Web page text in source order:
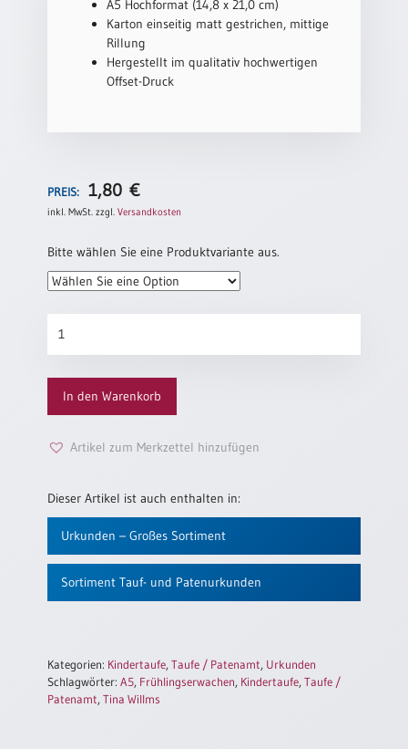
Eheschliessung
Hochzeitsjubiläum
Abendmahlszulassung
Urkunden
Einzelposter
Hefte
Jahreslosung
Restbestände
A5 Hochformat (14,8 x 21,0 cm)
Karton einseitig matt gestrichen, mittige
Rillung
Hergestellt im qualitativ hochwertigen
Offset-Druck
PREIS: 1,80€
inkl. MwSt. zzgl.Versandkosten
Bitte wählen Sie eine Produktvariante aus.
„Frühlingserwachen“
Menge
In den Warenkorb
Artikel zum Merkzettel hinzufügen
Dieser Artikel ist auch enthalten in:
Urkunden – Großes Sortiment
Sortiment Tauf- und Patenurkunden
Kategorien: Kindertaufe,Taufe / Patenamt, Urkunden
Schlagwörter:A5, Frühlingserwachen, Kindertaufe,Taufe /
Patenamt,Tina Willms